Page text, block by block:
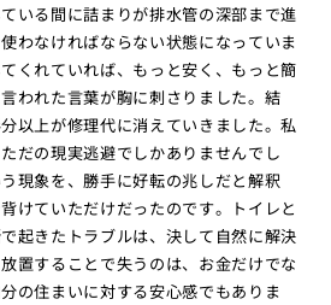
いる間に詰まりが排水管の深部まで進
わなければならない状態になっていま
くれていれば、もっと安く、もっと簡
われた言葉が胸に刺さりました。結
以上が修理代に消えていきました。私
だの現実逃避でしかありませんでし
現象を、勝手に好転の兆しだと解釈
けていただけだったのです。トイレと
起きたトラブルは、決して自然に解決
置することで失うのは、お金だけでな
の住まいに対する安心感でもありま